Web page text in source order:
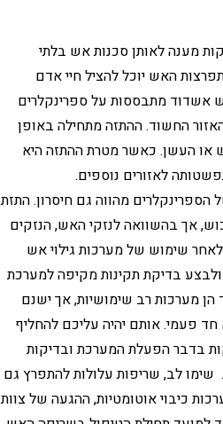
מענה לאותן סכנות אש בלתי
האש יוכל להציל חיי אדם
אשדוד מתבססות על ספרינקלרים
החשוד. ההתזה מתחילה באופן
או העשן. כאשר מטרת ההתזה היא
לאזורים נוספים.
הספרינקלרים מהווה גם חיסרון. התזת
אך בהשוואה לנזקי האש, הנזקים
לאחר שימוש של מערכות גילוי אש
בדיקת תקינות מקיפה למערכת
מערכות רב שימושיות, אך ישנם
פעמי. אותם יהיה עליכם להחליף
בדבר הפעלת המערכת ובדיקות
שימו לב, שריפות עלולות להתפרץ גם
כיבוי אוטומטיות, ההגעה של צוות